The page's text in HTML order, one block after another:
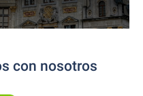
con nosotros